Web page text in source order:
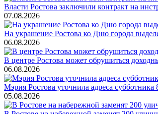
Власти Ростова заключили контракт на
07.08.2026
На украшение Ростова ко Дню города
06.08.2026
В центре Ростова может обрушиться
06.08.2026
Мэрия Ростова уточнила адреса субботника
05.08.2026